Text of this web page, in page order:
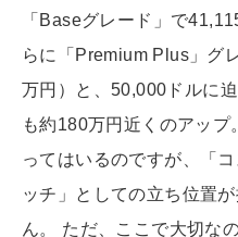
「Baseグレード」で
らに「Premium Plus」グ
万円）と、50,000ドルに
も約180万円近くのアッ
ってはいるのですが、「
ッチ」としての立ち位置
ん。 ただ、ここで大切な